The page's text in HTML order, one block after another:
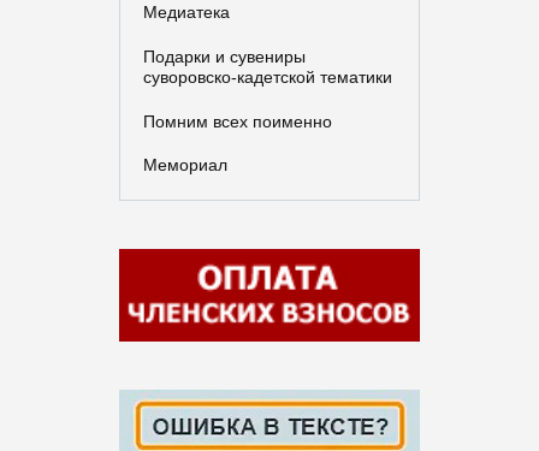
Медиатека
Подарки и сувениры
суворовско-кадетской тематики
Помним всех поименно
Мемориал